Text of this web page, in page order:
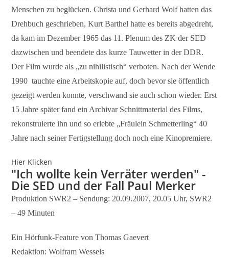
Menschen zu beglücken. Christa und Gerhard Wolf hatten das
Drehbuch geschrieben, Kurt Barthel hatte es bereits abgedreht,
da kam im Dezember 1965 das 11. Plenum des ZK der SED
dazwischen und beendete das kurze Tauwetter in der DDR.
Der Film wurde als „zu nihilistisch“ verboten. Nach der Wende
1990 tauchte eine Arbeitskopie auf, doch bevor sie öffentlich
gezeigt werden konnte, verschwand sie auch schon wieder. Erst
15 Jahre später fand ein Archivar Schnittmaterial des Films,
rekonstruierte ihn und so erlebte „Fräulein Schmetterling“ 40
Jahre nach seiner Fertigstellung doch noch eine Kinopremiere.
Hier Klicken
"Ich wollte kein Verräter werden" -
Die SED und der Fall Paul Merker
Produktion SWR2 – Sendung: 20.09.2007, 20.05 Uhr, SWR2
– 49 Minuten
Ein Hörfunk-Feature von Thomas Gaevert
Redaktion: Wolfram Wessels